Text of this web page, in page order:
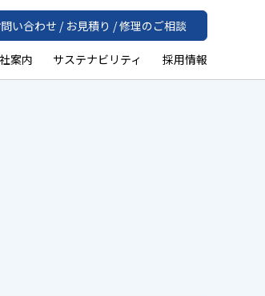
い合わせ / お見積り / 修理のご相談
案内 サステナビリティ 採用情報